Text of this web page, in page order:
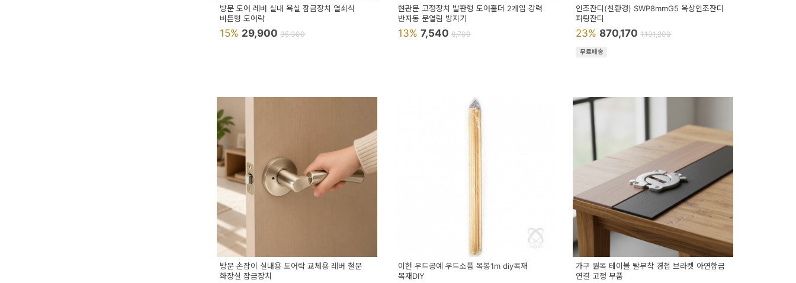
방문 도어 레버 실내 욕실 잠금장치 열쇠식
버튼형 도어락
15% 29,90035,300
현관문 고정장치 발판형 도어홀더 2개입 강력
반자동 문열림 방지기
13% 7,540 8,700
인조잔디(친환경) SWP8mmG5 옥상인조잔디
퍼팅잔디
23%870,1701,131,200
무료배송
방문 손잡이 실내용 도어락 교체용 레버 철문
화장실 잠금장치
이헌 우드공예 우드소품 목봉1m diy목재
목재DIY
가구 원목 테이블 탈부착 경첩 브라켓 아연합금
연결 고정 부품